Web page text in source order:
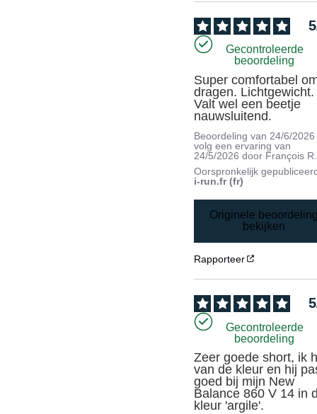
5
Gecontroleerde
beoordeling
Super comfortabel
dragen. Lichtgewicht.
Valt wel een beetje
nauwsluitend.
Beoordeling van 24/6/2026
volg een ervaring van
24/5/2026 door François R.
Oorspronkelijk
i-run.fr (fr)
Originele
bekijken
Rapporteer
5
Gecontroleerde
beoordeling
Zeer goede short, ik
van de kleur en hij
goed bij mijn New
Balance 860 V 14 in
kleur 'argile'.